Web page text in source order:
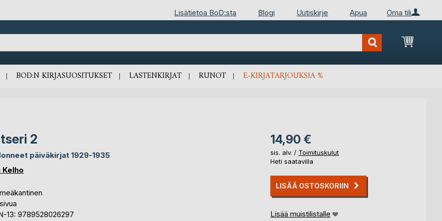
Oma tili
Lisätietoa BoD:sta Blogi Uutiskirje Apua
BOD:N KIRJASUOSITUKSET LASTENKIRJAT RUNOT E-KIRJATARJOUKSIA %
2
päiväkirjat 1929-1935
Kelho
13: 9789528026297
14,90 €
sis. alv. / Toimituskulut
Heti saatavilla
LISÄÄ OSTOSKORIIN
Lisää muistilistalle